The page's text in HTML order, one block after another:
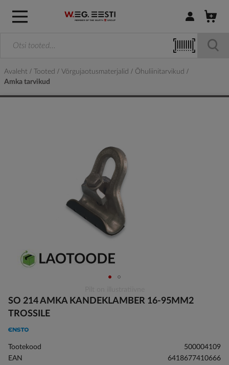
Logi sisse /
Avaleht Tooted Võrgujaotusmaterjalid
Õhuliinitarvikud
Amka tarvikud
to
the
of
images
gallery
SO 214 AMKA KANDEKLAMBER 16-95MM2
TROSSILE
Tootekood
500004109
EAN
6418677410666